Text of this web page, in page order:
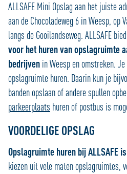
ALLSAFE Mini Opslag aan het juiste
aan de Chocoladeweg 6 in Weesp, op
langs de Gooilandseweg. ALLSAFE
voor het huren van opslagruimte
bedrijven in Weesp en omstreken.
opslagruimte huren. Daarin kun je
banden opslaan of andere spullen
parkeerplaats huren of postbus is
VOORDELIGE OPSLAG
Opslagruimte huren bij ALLSAFE
kiezen uit vele maten opslagruimtes,